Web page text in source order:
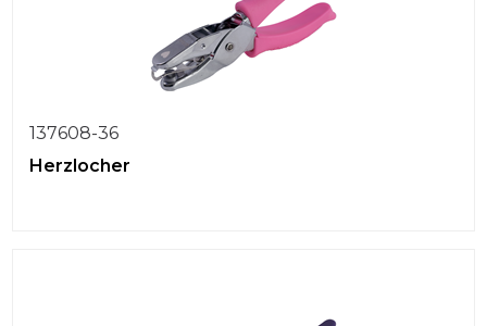
137608-36
Herzlocher